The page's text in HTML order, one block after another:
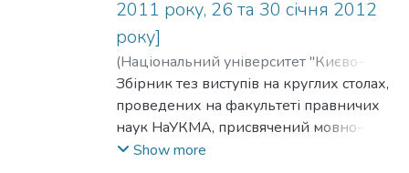
2011 року, 26 та 30 січня 2012
року]
(Національний університет "Києво-
Могилянська академія", 2012)
Мелешевич, Андрій;Артикуца, Наталія
Галаган, Володимир;Ханик-Посполітак,
Роксолана
Збірник тез виступів на круглих столах,
проведених на факультеті правничих
наук НаУКМА, присвячений мовно-
термінологічним аспектам
Show more